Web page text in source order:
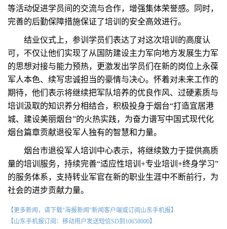
等活动促进学员间的交流与合作，增强集体荣誉感。同时，
完善的后勤保障措施保证了培训的安全高效进行。
结业仪式上，参训学员们表达了对这次培训的高度认
可，不仅让他们实现了从国防建设主力军向地方发展生力军
的思想对接与能力预热，更激发出学员们在新的岗位上永葆
军人本色、续写忠诚担当的豪情与决心。怀着对未来工作的
期待，他们表示将继续把军队培养的优良作风、过硬素质与
培训汲取的知识养分相结合，积极投身于烟台“打造宜居港
城、建设美丽烟台”的火热实践，为奋力谱写中国式现代化
烟台篇章贡献退役军人独有的智慧和力量。
烟台市退役军人培训中心表示，将继续致力于提供高质
量的培训服务，持续完善“适应性培训+专业培训+终身学习”
的服务体系，支持转业军官在新的职业生涯中不断前行，为
社会的进步贡献力量。
【更多新闻，请下载"海报新闻"新闻客户端或订阅山东手机报】
【山东手机报订阅：移动用户发送短信SD到10658000】